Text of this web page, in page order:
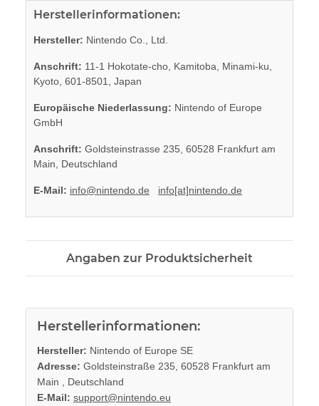
Herstellerinformationen:
Hersteller: Nintendo Co., Ltd.
Anschrift: 11-1 Hokotate-cho, Kamitoba, Minami-ku,
Kyoto, 601-8501, Japan
Europäische Niederlassung: Nintendo of Europe
GmbH
Anschrift: Goldsteinstrasse 235, 60528 Frankfurt am
Main, Deutschland
E-Mail: info@nintendo.de info[at]nintendo.de
Angaben zur Produktsicherheit
Herstellerinformationen:
Hersteller: Nintendo of Europe SE
Adresse: Goldsteinstraße 235, 60528 Frankfurt am
Main , Deutschland
E-Mail: support@nintendo.eu